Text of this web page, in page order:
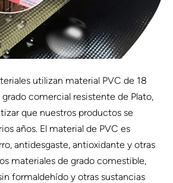
utilizan material PVC de 18
comercial resistente de Plato,
que nuestros productos se
años. El material de PVC es
antidesgaste, antioxidante y otras
materiales de grado comestible,
formaldehído y otras sustancias